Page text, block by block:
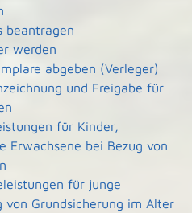
beantragen
werden
abgeben (Verleger)
und Freigabe für
für Kinder,
Erwachsene bei Bezug von
für junge
von Grundsicherung im Alter